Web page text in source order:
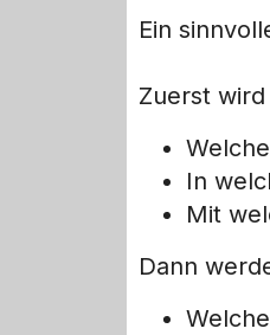
Ein
Zuerst
In
Mit
Dann